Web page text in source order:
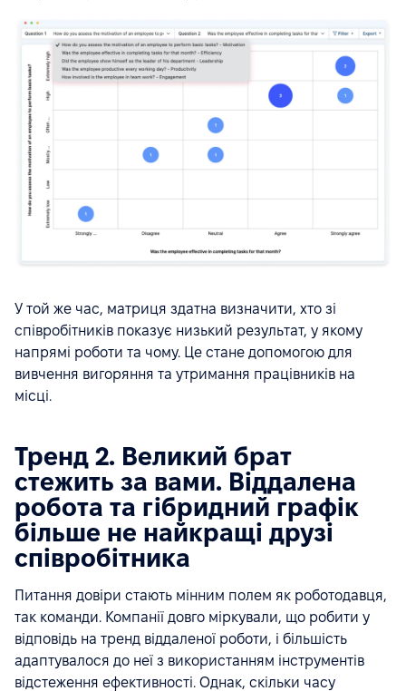
У той же час, матриця здатна визначити, хто зі
співробітників показує низький результат, у якому
напрямі роботи та чому. Це стане допомогою для
вивчення вигоряння та утримання працівників на
місці.
Тренд 2. Великий брат
стежить за вами. Віддалена
робота та гібридний графік
більше не найкращі друзі
співробітника
Питання довіри стають мінним полем як роботодавця,
так команди. Компанії довго міркували, що робити у
відповідь на тренд віддаленої роботи, і більшість
адаптувалося до неї з використанням інструментів
відстеження ефективності. Однак, скільки часу